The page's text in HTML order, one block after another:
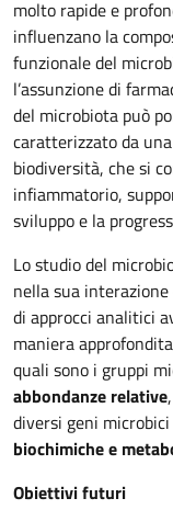
molto rapide e
influenzano la
funzionale del
l’assunzione di
del microbiota può
caratterizzato da
biodiversità, che si
infiammatorio,
sviluppo e la
Lo studio del
nella sua interazione
di approcci analitici
maniera
quali sono i gruppi
abbondanze relative
diversi geni
biochimiche e
Obiettivi futuri